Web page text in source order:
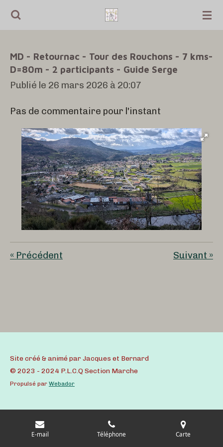
Passer
principal
MD - Retournac - Tour des Rouchons - 7 kms-
D=80m - 2 participants - Guide Serge
Publié le 26 mars 2026 à 20:07
Pas de commentaire pour l'instant
« Précédent Suivant »
Site créé & animé par Jacques et Bernard
© 2023 - 2024 P.L.C.Q Section Marche
Propulsé par Webador
E-mail Téléphone Carte